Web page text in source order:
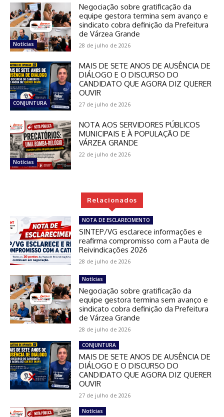
Notícias
Negociação sobre gratificação da
equipe gestora termina sem avanço e
sindicato cobra definição da Prefeitura
de Várzea Grande
28 de julho de 2026
CONJUNTURA
MAIS DE SETE ANOS DE AUSÊNCIA DE
DIÁLOGO E O DISCURSO DO
CANDIDATO QUE AGORA DIZ QUERER
OUVIR
27 de julho de 2026
Notícias
NOTA AOS SERVIDORES PÚBLICOS
MUNICIPAIS E À POPULAÇÃO DE
VÁRZEA GRANDE
22 de julho de 2026
Relacionados
NOTA DE ESCLARECIMENTO
SINTEP/VG esclarece informações e
reafirma compromisso com a Pauta de
Reivindicações 2026
28 de julho de 2026
Notícias
Negociação sobre gratificação da
equipe gestora termina sem avanço e
sindicato cobra definição da Prefeitura
de Várzea Grande
28 de julho de 2026
CONJUNTURA
MAIS DE SETE ANOS DE AUSÊNCIA DE
DIÁLOGO E O DISCURSO DO
CANDIDATO QUE AGORA DIZ QUERER
OUVIR
27 de julho de 2026
Notícias